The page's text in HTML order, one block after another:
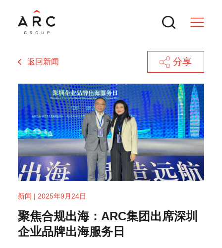
服务
交易
新闻与行业洞察
联系方式
热门搜索
新动态与实操要点
再度斩获国际殊荣！ARC集团获评
Global Brands Magazine“2025年度领
先中型市场投资银行”
强治理与沟通机制：新上市公司二级市
场表现的关键驱动因素
ARC集团担任独家财务顾问：助力
返回新闻 分享
新闻 | 2025年9月24日
聚焦合规出海：ARC集团出席深圳
企业品牌出海服务日